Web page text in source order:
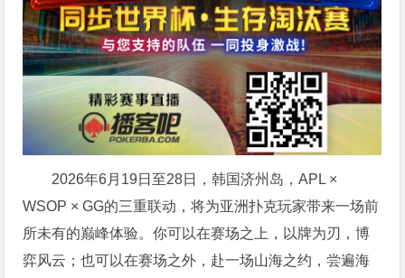
2026年6月19日至28日，韩国济州岛，APL ×
WSOP × GG的三重联动，将为亚洲扑克玩家带来一场前
所未有的巅峰体验。你可以在赛场之上，以牌为刃，博
弈风云；也可以在赛场之外，赴一场山海之约，尝遍海